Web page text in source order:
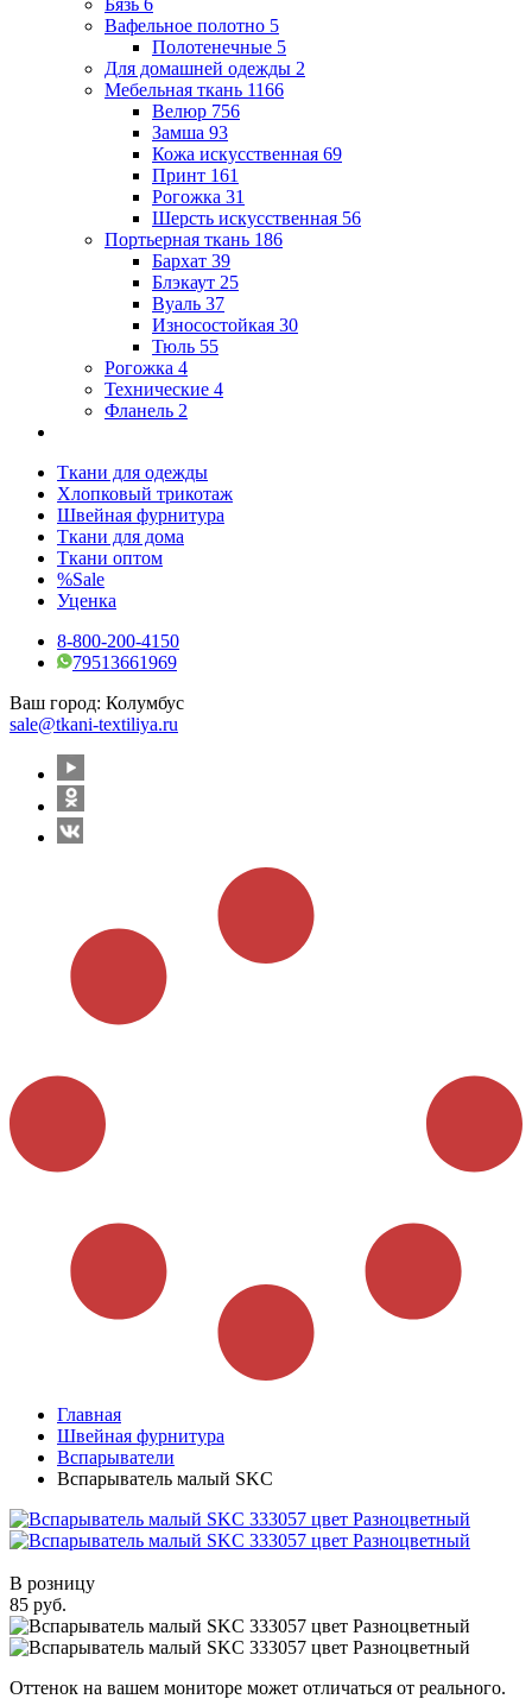
Вафельное полотно 5
Полотенечные 5
Для домашней одежды 2
Мебельная ткань 1166
Велюр 756
Замша 93
Кожа искусственная 69
Принт 161
Рогожка 31
Шерсть искусственная 56
Портьерная ткань 186
Бархат 39
Блэкаут 25
Вуаль 37
Износостойкая 30
Тюль 55
Рогожка 4
Технические 4
Фланель 2
Ткани для одежды
Хлопковый трикотаж
Швейная фурнитура
Ткани для дома
Ткани оптом
%Sale
Уценка
8-800-200-4150
79513661969
Ваш город: Колумбус
sale@tkani-textiliya.ru
Главная
Швейная фурнитура
Вспарыватели
Вспарыватель малый SKC
В розницу
85 руб.
Оттенок на вашем мониторе может отличаться от реального.